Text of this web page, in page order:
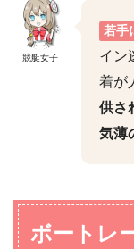
競艇女子
若手
イン
着が
供さ
気薄
ボートレ